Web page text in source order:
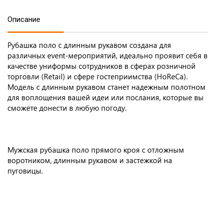
Описание
Рубашка поло с длинным рукавом создана для
различных event-мероприятий, идеально проявит себя в
качестве униформы сотрудников в сферах розничной
торговли (Retail) и сфере гостеприимства (HoReCa).
Модель с длинным рукавом станет надежным полотном
для воплощения вашей идеи или послания, которые вы
сможете донести в любую погоду.
Мужская рубашка поло прямого кроя с отложным
воротником, длинным рукавом и застежкой на
пуговицы.